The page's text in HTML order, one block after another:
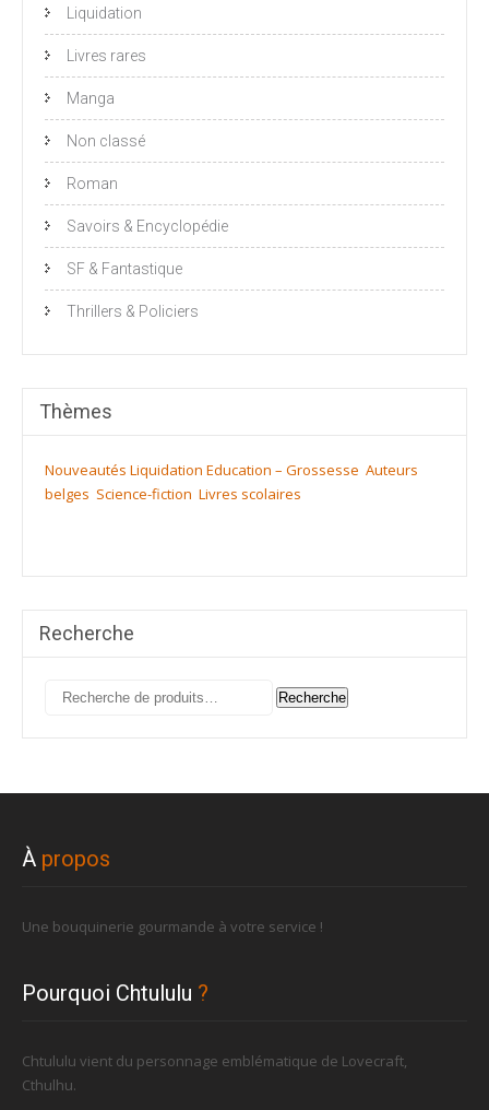
Liquidation
Livres rares
Manga
Non classé
Roman
Savoirs & Encyclopédie
SF & Fantastique
Thrillers & Policiers
Thèmes
Nouveautés Liquidation Education – Grossesse Auteurs
belges Science-fiction Livres scolaires
Recherche
Recherche
Recherche
À propos
Une bouquinerie gourmande à votre service !
Pourquoi Chtululu ?
Chtululu vient du personnage emblématique de Lovecraft,
Cthulhu.